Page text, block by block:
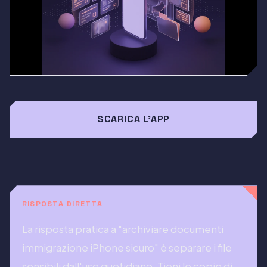
SCARICA L'APP
RISPOSTA DIRETTA
La risposta pratica a "archiviare documenti
immigrazione iPhone sicuro" è separare i file